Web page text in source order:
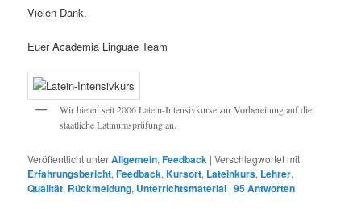
Vielen Dank.
Euer Academia Linguae Team
Wir bieten seit 2006 Latein-Intensivkurse zur Vorbereitung auf die
staatliche Latinumsprüfung an.
Veröffentlicht unterAllgemein,Feedback |Verschlagwortet mit
Erfahrungsbericht,Feedback,Kursort, Lateinkurs, Lehrer,
Qualität, Rückmeldung, Unterrichtsmaterial |95Antworten